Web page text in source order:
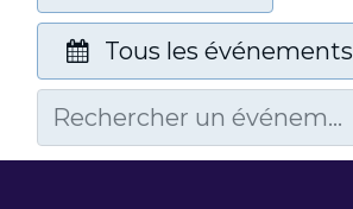
Tous les événements